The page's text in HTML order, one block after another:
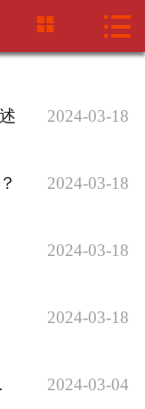
网站首页
新闻资讯
海天企业
 
2024-03-18
2024-03-18
2024-03-18
2024-03-18
么？ 2024-03-04